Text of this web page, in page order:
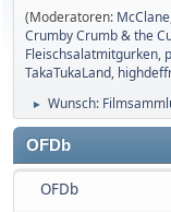
(Moderatoren: McClane
Crumby Crumb & the
Fleischsalatmitgurken,
TakaTukaLand,
► Wunsch:
OFDb
OFDb